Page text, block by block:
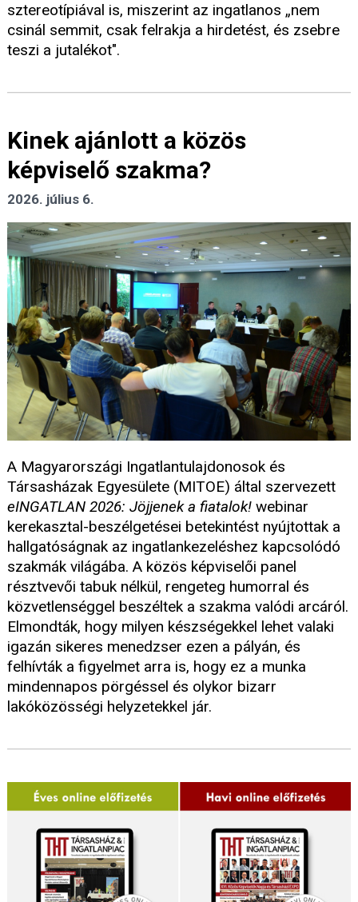
sztereotípiával is, miszerint az ingatlanos „nem
csinál semmit, csak felrakja a hirdetést, és zsebre
teszi a jutalékot".
Kinek ajánlott a közös
képviselő szakma?
2026. július 6.
A Magyarországi Ingatlantulajdonosok és
Társasházak Egyesülete (MITOE) által szervezett
eINGATLAN 2026: Jöjjenek a fiatalok! webinar
kerekasztal-beszélgetései betekintést nyújtottak a
hallgatóságnak az ingatlankezeléshez kapcsolódó
szakmák világába. A közös képviselői panel
résztvevői tabuk nélkül, rengeteg humorral és
közvetlenséggel beszéltek a szakma valódi arcáról.
Elmondták, hogy milyen készségekkel lehet valaki
igazán sikeres menedzser ezen a pályán, és
felhívták a figyelmet arra is, hogy ez a munka
mindennapos pörgéssel és olykor bizarr
lakóközösségi helyzetekkel jár.